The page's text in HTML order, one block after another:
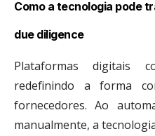
Como a tecnologia pode
due diligence
Plataformas digitais
redefinindo a forma
fornecedores. Ao
manualmente, a